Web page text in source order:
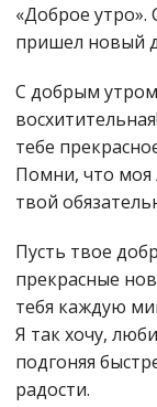
«Доброе
пришел новый
С добрым
тебе
Помни, что моя
твой
Пусть твое
прекрасные
тебя каждую
Я так хочу,
подгоняя
радости.